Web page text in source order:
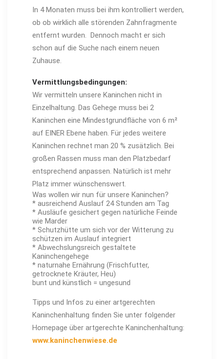
In 4 Monaten muss bei ihm kontrolliert werden,
ob ob wirklich alle störenden Zahnfragmente
entfernt wurden. Dennoch macht er sich
schon auf die Suche nach einem neuen
Zuhause.
Vermittlungsbedingungen:
Wir vermitteln unsere Kaninchen nicht in
Einzelhaltung. Das Gehege muss bei 2
Kaninchen eine Mindestgrundfläche von 6 m²
auf EINER Ebene haben. Für jedes weitere
Kaninchen rechnet man 20 % zusätzlich. Bei
großen Rassen muss man den Platzbedarf
entsprechend anpassen. Natürlich ist mehr
Platz immer wünschenswert.
Was wollen wir nun für unsere Kaninchen?
* ausreichend Auslauf 24 Stunden am Tag
* Ausläufe gesichert gegen natürliche Feinde
wie Marder
* Schutzhütte um sich vor der Witterung zu
schützen im Auslauf integriert
* Abwechslungsreich gestaltete
Kaninchengehege
* naturnahe Ernährung (Frischfutter,
getrocknete Kräuter, Heu)
bunt und künstlich = ungesund
Tipps und Infos zu einer artgerechten
Kaninchenhaltung finden Sie unter folgender
Homepage über artgerechte Kaninchenhaltung:
www.kaninchenwiese.de